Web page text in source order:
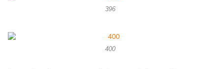
396
400